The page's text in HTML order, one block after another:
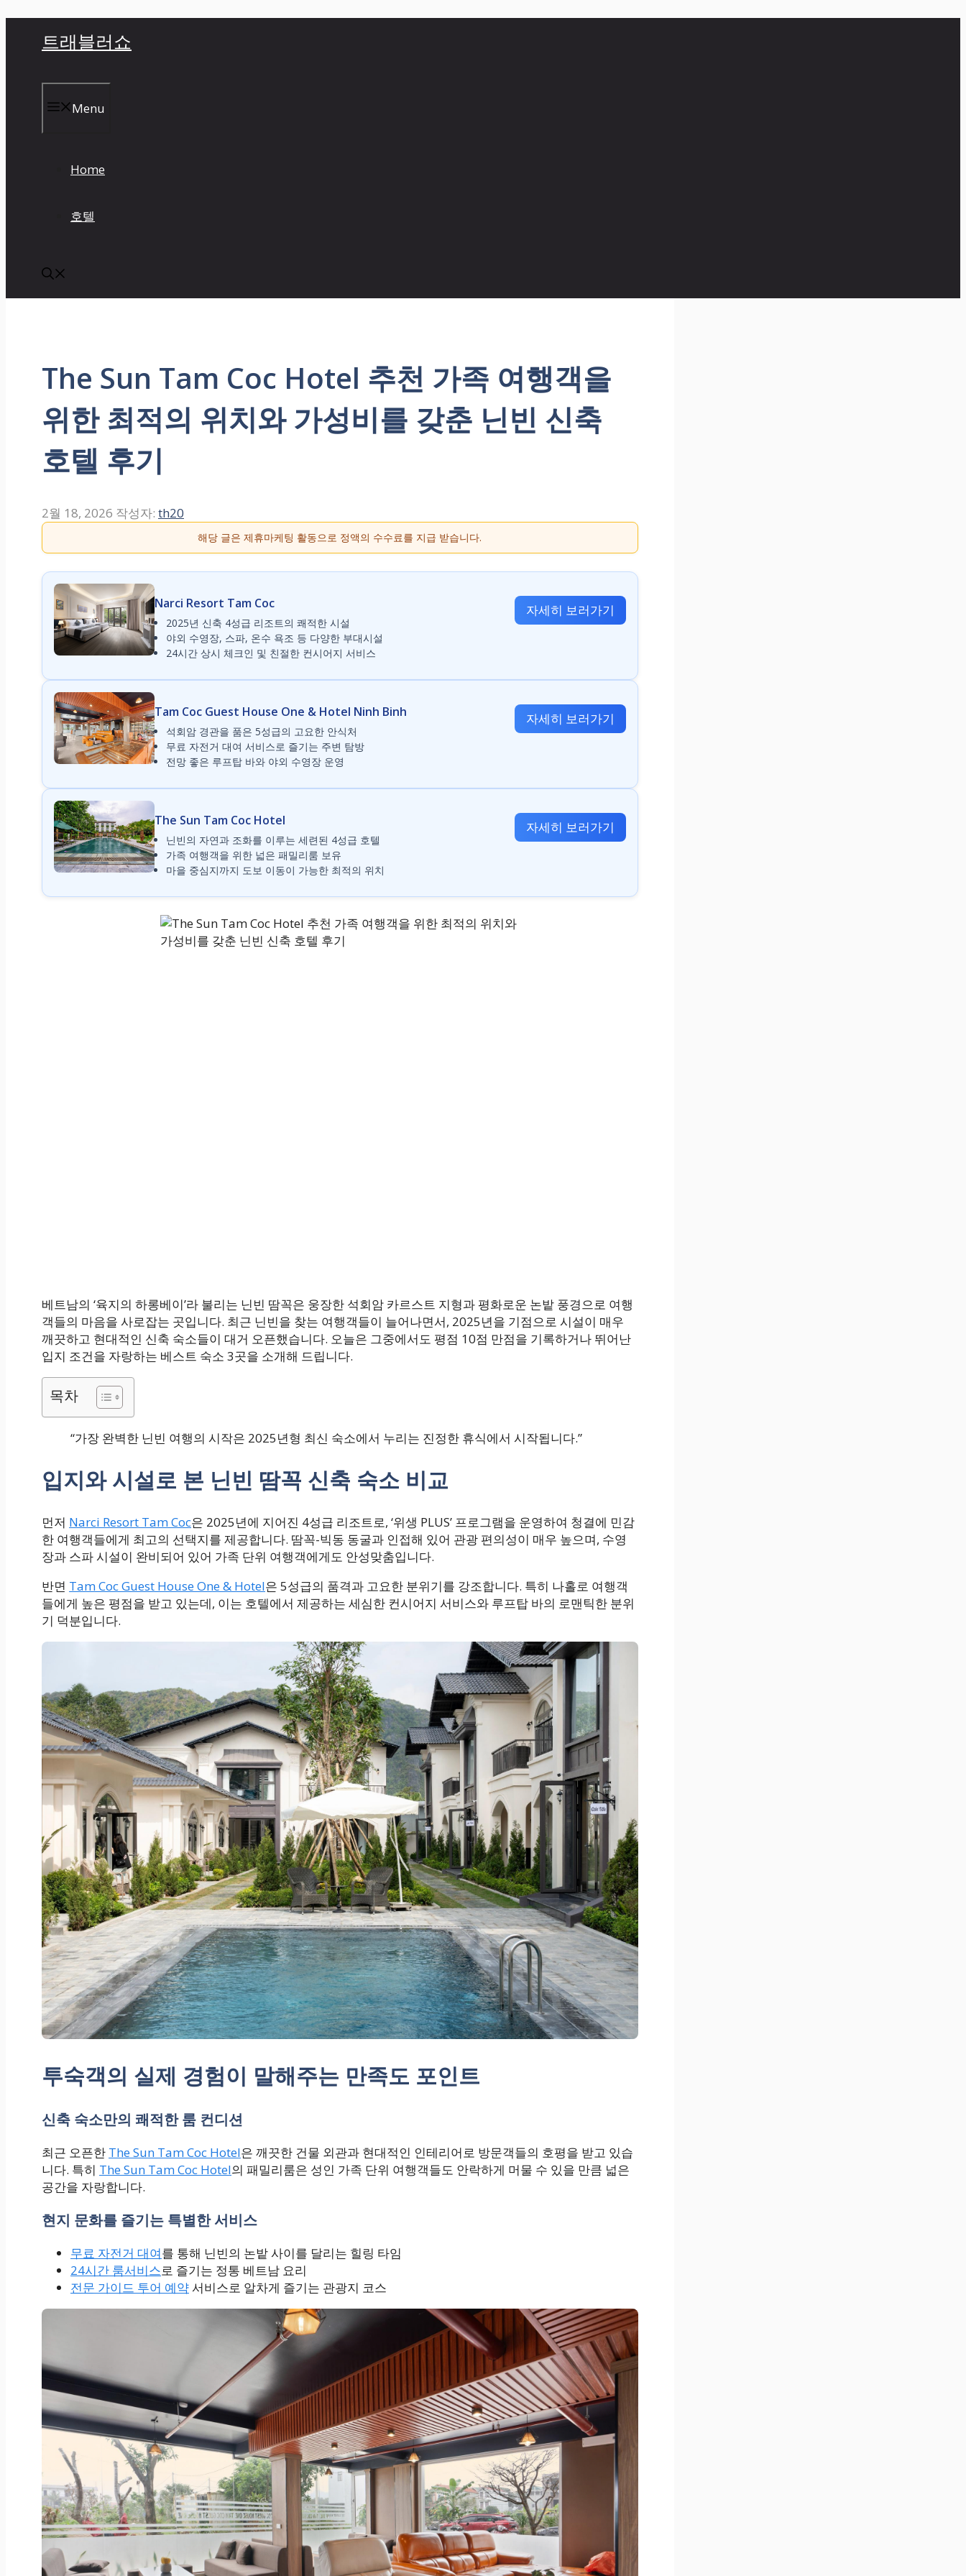
트래블러쇼
Menu
Home
호텔
The Sun Tam Coc Hotel 추천 가족 여행객을
위한 최적의 위치와 가성비를 갖춘 닌빈 신축
호텔 후기
2월 18, 2026 작성자: th20
해당 글은 제휴마케팅 활동으로 정액의 수수료를 지급 받습니다.
Narci Resort Tam Coc
2025년 신축 4성급 리조트의 쾌적한 시설
야외 수영장, 스파, 온수 욕조 등 다양한 부대시설
24시간 상시 체크인 및 친절한 컨시어지 서비스
자세히 보러가기
Tam Coc Guest House One & Hotel Ninh Binh
석회암 경관을 품은 5성급의 고요한 안식처
무료 자전거 대여 서비스로 즐기는 주변 탐방
전망 좋은 루프탑 바와 야외 수영장 운영
자세히 보러가기
The Sun Tam Coc Hotel
닌빈의 자연과 조화를 이루는 세련된 4성급 호텔
가족 여행객을 위한 넓은 패밀리룸 보유
마을 중심지까지 도보 이동이 가능한 최적의 위치
자세히 보러가기
베트남의 ‘육지의 하롱베이’라 불리는 닌빈 땀꼭은 웅장한 석회암 카르스트 지형과 평화로운 논밭 풍경으로 여행
객들의 마음을 사로잡는 곳입니다. 최근 닌빈을 찾는 여행객들이 늘어나면서, 2025년을 기점으로 시설이 매우
깨끗하고 현대적인 신축 숙소들이 대거 오픈했습니다. 오늘은 그중에서도 평점 10점 만점을 기록하거나 뛰어난
입지 조건을 자랑하는 베스트 숙소 3곳을 소개해 드립니다.
목차
“가장 완벽한 닌빈 여행의 시작은 2025년형 최신 숙소에서 누리는 진정한 휴식에서 시작됩니다.”
입지와 시설로 본 닌빈 땀꼭 신축 숙소 비교
먼저 Narci Resort Tam Coc은 2025년에 지어진 4성급 리조트로, ‘위생 PLUS’ 프로그램을 운영하여 청결에 민감
한 여행객들에게 최고의 선택지를 제공합니다. 땀꼭-빅동 동굴과 인접해 있어 관광 편의성이 매우 높으며, 수영
장과 스파 시설이 완비되어 있어 가족 단위 여행객에게도 안성맞춤입니다.
반면 Tam Coc Guest House One & Hotel은 5성급의 품격과 고요한 분위기를 강조합니다. 특히 나홀로 여행객
들에게 높은 평점을 받고 있는데, 이는 호텔에서 제공하는 세심한 컨시어지 서비스와 루프탑 바의 로맨틱한 분위
기 덕분입니다.
투숙객의 실제 경험이 말해주는 만족도 포인트
신축 숙소만의 쾌적한 룸 컨디션
최근 오픈한 The Sun Tam Coc Hotel은 깨끗한 건물 외관과 현대적인 인테리어로 방문객들의 호평을 받고 있습
니다. 특히 The Sun Tam Coc Hotel의 패밀리룸은 성인 가족 단위 여행객들도 안락하게 머물 수 있을 만큼 넓은
공간을 자랑합니다.
현지 문화를 즐기는 특별한 서비스
무료 자전거 대여를 통해 닌빈의 논밭 사이를 달리는 힐링 타임
24시간 룸서비스로 즐기는 정통 베트남 요리
전문 가이드 투어 예약 서비스로 알차게 즐기는 관광지 코스